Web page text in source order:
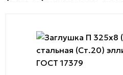
info@example.com